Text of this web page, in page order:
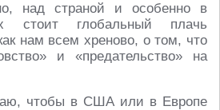
над страной и особенно в
стоит глобальный плачь
нам всем хреново, о том, что
и «предательство» на
чтобы в США или в Европе